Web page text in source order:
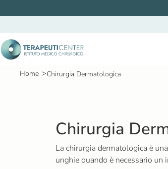
a
a
l
Home >Chirurgia Dermatologica
Chirurgia
La chirurgia dermatologica è
unghie quando è necessario